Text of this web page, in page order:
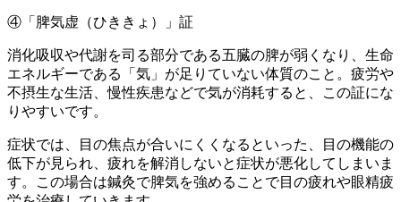
④「脾気虚（ひききょ）」証
消化吸収や代謝を司る部分である五臓の脾が弱くなり、生命
エネルギーである「気」が足りていない体質のこと。疲労や
不摂生な生活、慢性疾患などで気が消耗すると、この証にな
りやすいです。
症状では、目の焦点が合いにくくなるといった、目の機能の
低下が見られ、疲れを解消しないと症状が悪化してしまいま
す。この場合は鍼灸で脾気を強めることで目の疲れや眼精疲